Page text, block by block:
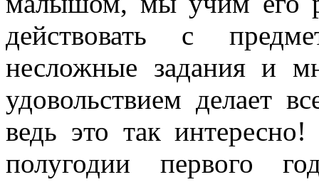
действовать с
несложные задания и
удовольствием делает
ведь это так
полугодии первого